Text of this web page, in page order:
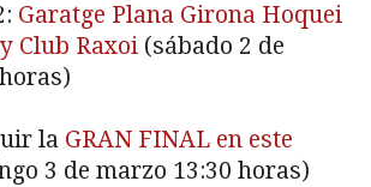
Garatge Plana Girona Hoquei
Club Raxoi (sábado 2 de
la GRAN FINAL en este
3 de marzo 13:30 horas)